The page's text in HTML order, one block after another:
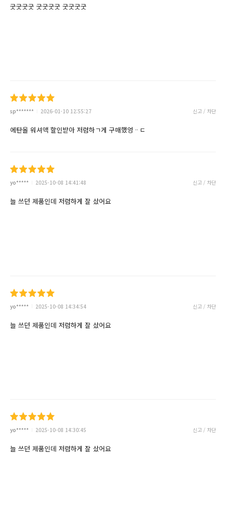
굿굿굿굿 굿굿굿굿 굿굿굿굿
sp******* 2026-01-10 12:55:27 신고 / 차단
에탄올 워셔액 할인받아 저렴하ㄱ게 구매했엉ᆢㄷ
yo***** 2025-10-08 14:41:48 신고 / 차단
늘 쓰던 제품인데 저렴하게 잘 샀어요
yo***** 2025-10-08 14:34:54 신고 / 차단
늘 쓰던 제품인데 저렴하게 잘 샀어요
yo***** 2025-10-08 14:30:45 신고 / 차단
늘 쓰던 제품인데 저렴하게 잘 샀어요